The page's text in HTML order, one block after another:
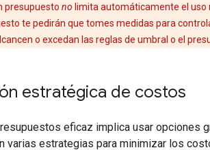
presupuesto no limita automáticamente el uso
te pedirán que tomes medidas para
o excedan las reglas de umbral o el
estratégica de costos
eficaz implica usar
varias estrategias para minimizar los